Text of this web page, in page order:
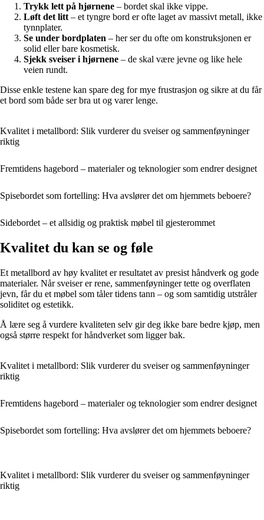
Trykk lett på hjørnene – bordet skal ikke vippe.
Løft det litt – et tyngre bord er ofte laget av massivt metall, ikke
tynnplater.
Se under bordplaten – her ser du ofte om konstruksjonen er
solid eller bare kosmetisk.
Sjekk sveiser i hjørnene – de skal være jevne og like hele
veien rundt.
Disse enkle testene kan spare deg for mye frustrasjon og sikre at du får
et bord som både ser bra ut og varer lenge.
Kvalitet i metallbord: Slik vurderer du sveiser og sammenføyninger
riktig
Fremtidens hagebord – materialer og teknologier som endrer designet
Spisebordet som fortelling: Hva avslører det om hjemmets beboere?
Sidebordet – et allsidig og praktisk møbel til gjesterommet
Kvalitet du kan se og føle
Et metallbord av høy kvalitet er resultatet av presist håndverk og gode
materialer. Når sveiser er rene, sammenføyninger tette og overflaten
jevn, får du et møbel som tåler tidens tann – og som samtidig utstråler
soliditet og estetikk.
Å lære seg å vurdere kvaliteten selv gir deg ikke bare bedre kjøp, men
også større respekt for håndverket som ligger bak.
Kvalitet i metallbord: Slik vurderer du sveiser og sammenføyninger
riktig
Fremtidens hagebord – materialer og teknologier som endrer designet
Spisebordet som fortelling: Hva avslører det om hjemmets beboere?
Kvalitet i metallbord: Slik vurderer du sveiser og sammenføyninger
riktig